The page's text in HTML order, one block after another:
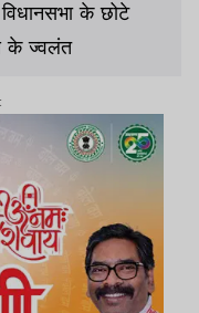
के छोटे
के ज्वलंत